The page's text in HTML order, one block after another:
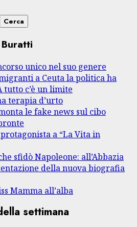
Cerca
unico nel suo genere
a Ceuta la politica ha
tutto c’è un limite
terapia d’urto
le fake news sul cibo
a “La Vita in
sfidò Napoleone: all’Abbazia
della nuova biografia
Mamma all’alba
settimana